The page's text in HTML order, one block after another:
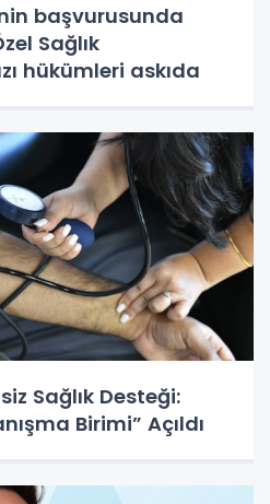
başvurusunda
Sağlık
hükümleri askıda
Sağlık Desteği:
Birimi” Açıldı